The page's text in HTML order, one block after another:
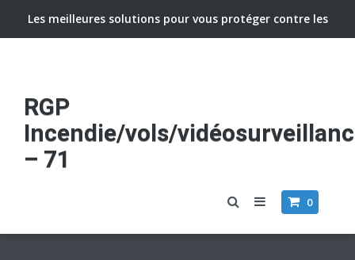
Les meilleures solutions pour vous protéger contre les
RGP
Incendie/vols/
– 71
0